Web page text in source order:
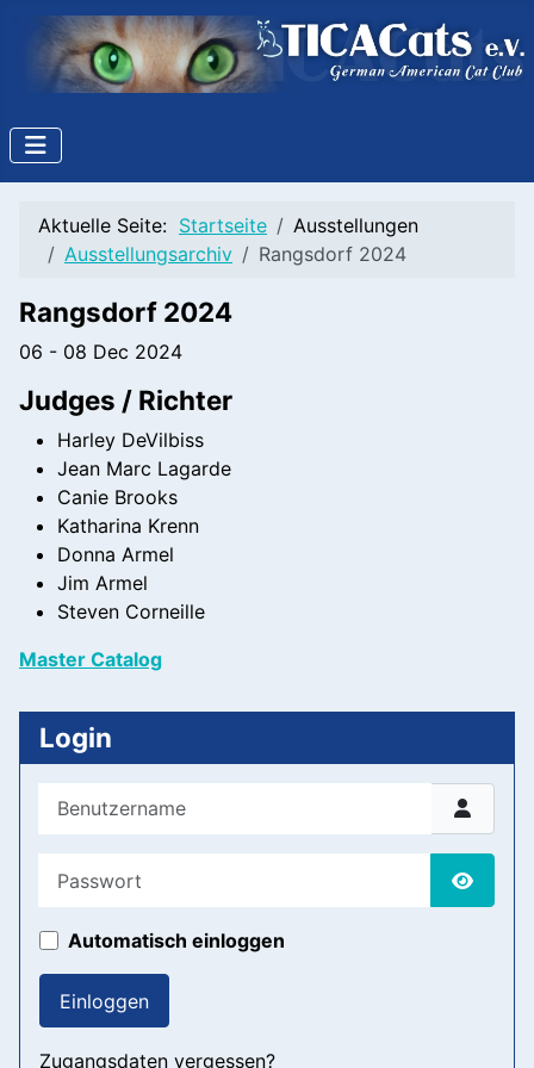
Aktuelle Seite: Startseite
Ausstellungen
Ausstellungsarchiv
Rangsdorf 2024
Rangsdorf 2024
06 - 08 Dec 2024
Judges / Richter
Harley DeVilbiss
Jean Marc Lagarde
Canie Brooks
Katharina Krenn
Donna Armel
Jim Armel
Steven Corneille
Master Catalog
Login
Benutzername
Automatisch einloggen
Einloggen
Zugangsdaten vergessen?